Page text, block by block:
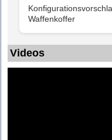
Waffenkoffer
Videos